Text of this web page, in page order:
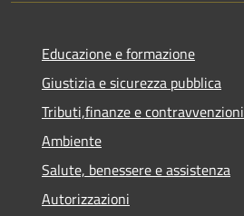
Educazione e formazione
Giustizia e sicurezza pubblica
Tributi,finanze e contravvenzioni
Ambiente
Salute, benessere e assistenza
Autorizzazioni